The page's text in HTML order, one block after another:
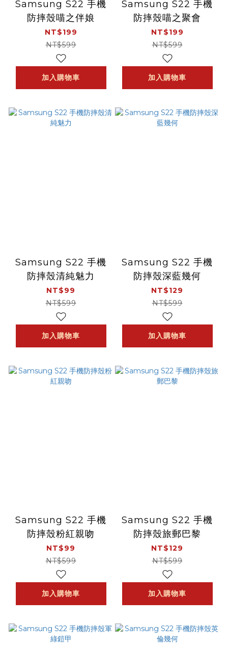
Samsung S22 手機
防摔殼喵之伴娘
NT$199
NT$599
加入購物車
Samsung S22 手機
防摔殼喵之聚會
NT$199
NT$599
加入購物車
Samsung S22 手機
防摔殼清純魅力
NT$99
NT$599
加入購物車
Samsung S22 手機
防摔殼深藍幾何
NT$129
NT$599
加入購物車
Samsung S22 手機
防摔殼粉紅親吻
NT$99
NT$599
加入購物車
Samsung S22 手機
防摔殼旅郵巴黎
NT$129
NT$599
加入購物車